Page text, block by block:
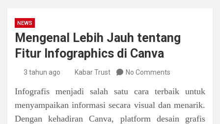
NEWS
Mengenal Lebih Jauh tentang
Fitur Infographics di Canva
3 tahun ago Kabar Trust No Comments
Infografis menjadi salah satu cara terbaik untuk
menyampaikan informasi secara visual dan menarik.
Dengan kehadiran Canva, platform desain grafis